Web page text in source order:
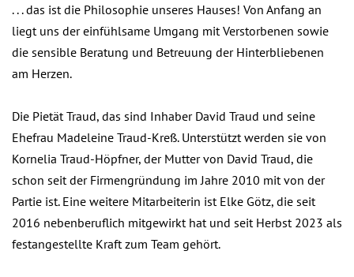
. . . das ist die Philosophie unseres Hauses! Von Anfang an
liegt uns der einfühlsame Umgang mit Verstorbenen sowie
die sensible Beratung und Betreuung der Hinterbliebenen
am Herzen.
Die Pietät Traud, das sind Inhaber David Traud und seine
Ehefrau Madeleine Traud-Kreß. Unterstützt werden sie von
Kornelia Traud-Höpfner, der Mutter von David Traud, die
schon seit der Firmengründung im Jahre 2010 mit von der
Partie ist. Eine weitere Mitarbeiterin ist Elke Götz, die seit
2016 nebenberuflich mitgewirkt hat und seit Herbst 2023 als
festangestellte Kraft zum Team gehört.